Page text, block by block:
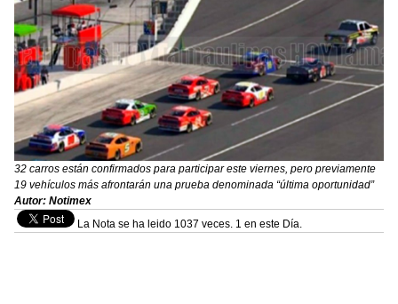
32 carros están confirmados para participar este viernes, pero previamente
19 vehículos más afrontarán una prueba denominada “última oportunidad”
Autor: Notimex
La Nota se ha leido 1037 veces. 1 en este Día.